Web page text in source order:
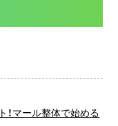
！マール整体で始める